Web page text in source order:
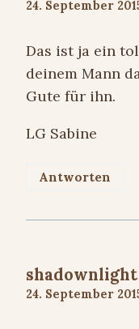
24. September
Das ist ja ein
deinem Mann
Gute für ihn.
LG Sabine
Antworten
shadownlight
24. September